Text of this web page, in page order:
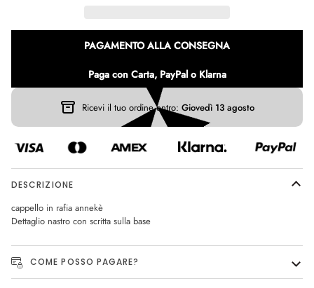
PAGAMENTO ALLA CONSEGNA
Paga con Carta, PayPal o Klarna
Ricevi il tuo ordine entro: Giovedì 13 agosto
DESCRIZIONE
cappello in rafia annekè
Dettaglio nastro con scritta sulla base
COME POSSO PAGARE?